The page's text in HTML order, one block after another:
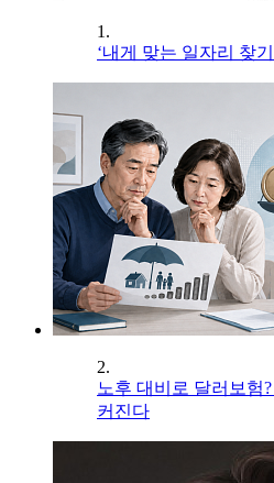
1.
‘내게 맞는 일자리 찾
2.
노후 대비로 달러보험
커진다